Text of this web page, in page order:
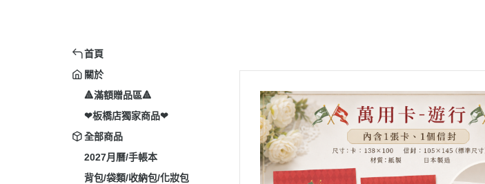
首頁
關於
🔺滿額贈品區🔺
❤板橋店獨家商品❤
全部商品
2027月曆/手帳本
背包/袋類/收納包/化妝包